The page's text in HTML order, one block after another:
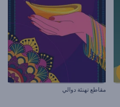
مقاطع تهنئة دوالي